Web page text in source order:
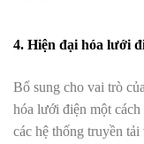
4. Hiện đại hóa lưới
Bổ sung cho vai trò
hóa lưới điện một cách
các hệ thống truyền